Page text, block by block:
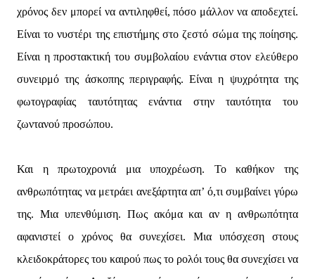
χρόνος δεν μπορεί να αντιληφθεί, πόσο μάλλον να αποδεχτεί.
Είναι το νυστέρι της επιστήμης στο ζεστό σώμα της ποίησης.
Είναι η προστακτική του συμβολαίου ενάντια στον ελεύθερο
συνειρμό της άσκοπης περιγραφής. Είναι η ψυχρότητα της
φωτογραφίας ταυτότητας ενάντια στην ταυτότητα του
ζωντανού προσώπου.
Και η πρωτοχρονιά μια υποχρέωση. Το καθήκον της
ανθρωπότητας να μετράει ανεξάρτητα απ’ ό,τι συμβαίνει γύρω
της. Μια υπενθύμιση. Πως ακόμα και αν η ανθρωπότητα
αφανιστεί ο χρόνος θα συνεχίσει. Μια υπόσχεση στους
κλειδοκράτορες του καιρού πως το ρολόι τους θα συνεχίσει να